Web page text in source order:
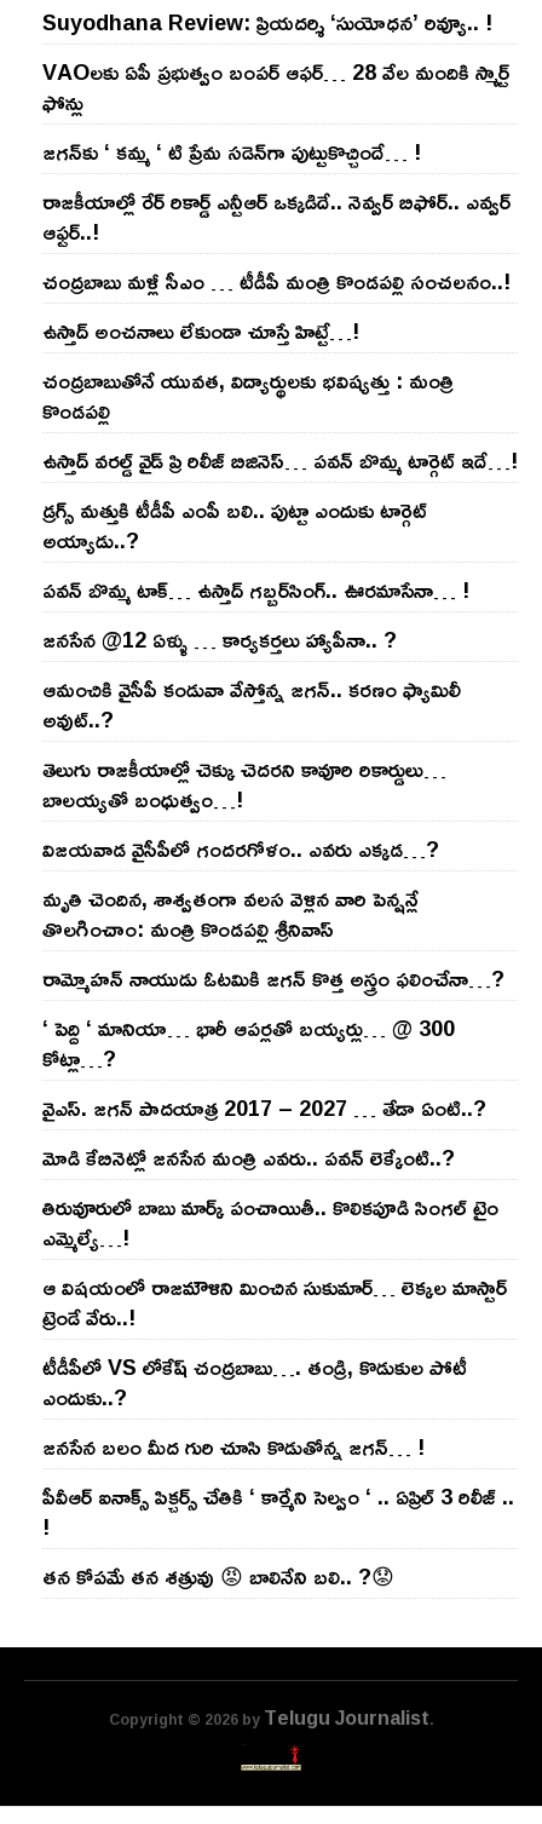
Suyodhana Review: ప్రియదర్శి ‘సుయోధన’ రివ్యూ.. !
VAOల‌కు ఏపీ ప్ర‌భుత్వం బంప‌ర్ ఆఫ‌ర్‌… 28 వేల మందికి స్మార్ట్
ఫోన్లు
జ‌గ‌న్‌కు ‘ క‌మ్మ ‘ టి ప్రేమ స‌డెన్‌గా పుట్టుకొచ్చిందే… !
రాజ‌కీయాల్లో రేర్ రికార్డ్ ఎన్టీఆర్ ఒక్క‌డిదే.. నెవ్వ‌ర్ బిఫోర్‌.. ఎవ్వ‌ర్
ఆఫ్ట‌ర్‌..!
చంద్ర‌బాబు మ‌ళ్లీ సీఎం … టీడీపీ మంత్రి కొండ‌ప‌ల్లి సంచ‌ల‌నం..!
ఉస్తాద్ అంచ‌నాలు లేకుండా చూస్తే హిట్టే…!
చంద్ర‌బాబుతోనే యువ‌త‌, విద్యార్థుల‌కు భ‌విష్య‌త్తు : మంత్రి
కొండ‌ప‌ల్లి
ఉస్తాద్ వ‌ర‌ల్డ్ వైడ్ ప్రి రిలీజ్ బిజినెస్‌… ప‌వ‌న్ బొమ్మ టార్గెట్ ఇదే…!
డ్రగ్స్ మత్తుకి టీడీపీ ఎంపీ బలి.. పుట్టా ఎందుకు టార్గెట్
అయ్యాడు..?
ప‌వ‌న్ బొమ్మ టాక్‌… ఉస్తాద్ గ‌బ్బ‌ర్‌సింగ్‌.. ఊర‌మాసేనా… !
జనసేన @12 ఏళ్ళు … కార్యకర్తలు హ్యాపీనా.. ?
ఆమంచికి వైసీపీ కండువా వేస్తోన్న జ‌గ‌న్‌.. క‌ర‌ణం ఫ్యామిలీ
అవుట్‌..?
తెలుగు రాజ‌కీయాల్లో చెక్కు చెద‌ర‌ని కావూరి రికార్డులు…
బాల‌య్యతో బంధుత్వం…!
విజ‌య‌వాడ వైసీపీలో గంద‌ర‌గోళం.. ఎవ‌రు ఎక్క‌డ‌…?
మృతి చెందిన, శాశ్వతంగా వలస వెళ్లిన వారి పెన్ష‌న్లే
తొల‌గించాం: మంత్రి కొండపల్లి శ్రీనివాస్
రామ్మోహ‌న్ నాయుడు ఓట‌మికి జ‌గ‌న్ కొత్త అస్త్రం ఫ‌లించేనా…?
‘ పెద్ది ‘ మానియా… భారీ ఆప‌ర్ల‌తో బ‌య్య‌ర్లు… @ 300
కోట్లా…?
వైఎస్‌. జ‌గ‌న్ పాద‌యాత్ర 2017 – 2027 … తేడా ఏంటి..?
మోడి కేబినెట్లో జ‌నసేన మంత్రి ఎవ‌రు.. ప‌వ‌న్ లెక్కేంటి..?
తిరువూరులో బాబు మార్క్ పంచాయితీ.. కొలిక‌పూడి సింగ‌ల్ టైం
ఎమ్మెల్యే…!
ఆ విష‌యంలో రాజ‌మౌళిని మించిన సుకుమార్‌… లెక్క‌ల మాస్టార్
ట్రెండే వేరు..!
టీడీపీలో VS లోకేష్ చంద్ర‌బాబు…. తండ్రి, కొడుకుల పోటీ
ఎందుకు..?
జ‌న‌సేన బ‌లం మీద గురి చూసి కొడుతోన్న జ‌గ‌న్‌… !
పీవీఆర్ ఐనాక్స్ పిక్చర్స్ చేతికి ‘ కార్మేని సెల్వం ‘ .. ఏప్రిల్ 3 రిలీజ్ ..
!
తన కోపమే తన శత్రువు 😡 బాలినేని బలి.. ?😟
Copyright © 2026 byTelugu Journalist.